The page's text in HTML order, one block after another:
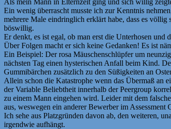
Ein wenig überrascht musste ich zur Kenntnis
mehrere Male eindringlich erklärt habe, dass es völlig
böswillig.
Er denkt, es ist egal, ob man erst die Unterhosen und
Über Folgen macht er sich keine Gedanken! Es ist
Ein Beispiel: Der rosa Mäuschenschlüpfer um
nächsten Tag einen hysterischen Anfall beim Kind.
Gummibärchen zusätzlich zu den Süßigkeiten an
Allein schon die Katastrophe wenn das Übermaß an
der Variable Beliebtheit innerhalb der Peergroup
zu einem Mann eingehen wird. Leider mit dem
aus, weswegen ein anderer Bewerber im
Ich sehe aus Platzgründen davon ab, den weiteren,
irgendwie aufhängt.